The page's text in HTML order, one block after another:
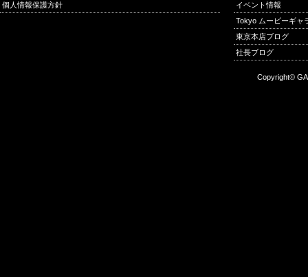
個人情報保護方針
イベント情報
Tokyo ムービーギャ
東京本店ブログ
社長ブログ
Copyright©